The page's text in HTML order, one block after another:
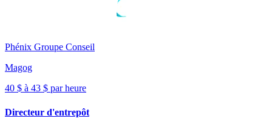
Phénix Groupe Conseil
Magog
40 $ à 43 $ par heure
Directeur d'entrepôt